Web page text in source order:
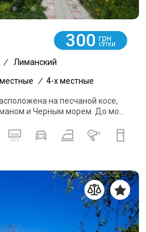
300 грн
СУТКИ
/
Лиманский
/ 4-x местные
на песчаной косе,
и Черным морем. До мо...